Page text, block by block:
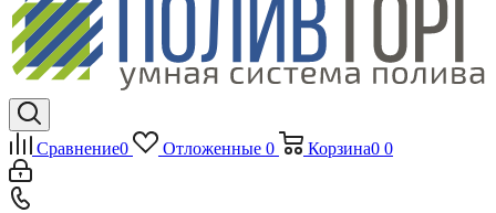
Сравнение0 Отложенные 0 Корзина0 0